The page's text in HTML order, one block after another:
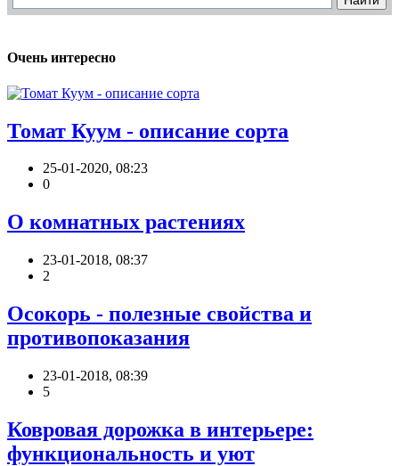
Очень интересно
Томат Куум - описание сорта
25-01-2020, 08:23
0
О комнатных растениях
23-01-2018, 08:37
2
Осокорь - полезные свойства и
противопоказания
23-01-2018, 08:39
5
Ковровая дорожка в интерьере:
функциональность и уют